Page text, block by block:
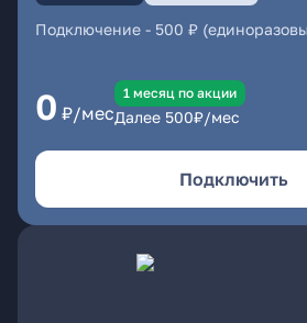
Подключение - 500 ₽
0 ₽/мес
1 месяц по акции
Далее 500₽/мес
Подключить